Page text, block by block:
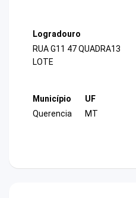
Logradouro
RUA G11 47 QUADRA13
LOTE
Município
Querencia
UF
MT